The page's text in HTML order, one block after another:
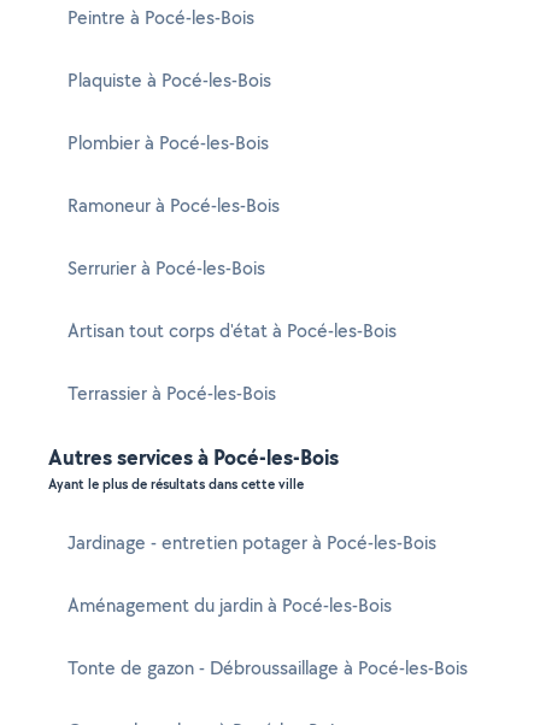
Peintre à Pocé-les-Bois
Plaquiste à Pocé-les-Bois
Plombier à Pocé-les-Bois
Ramoneur à Pocé-les-Bois
Serrurier à Pocé-les-Bois
Artisan tout corps d'état à Pocé-les-Bois
Terrassier à Pocé-les-Bois
Autres services à Pocé-les-Bois
Ayant le plus de résultats dans cette ville
Jardinage - entretien potager à Pocé-les-Bois
Aménagement du jardin à Pocé-les-Bois
Tonte de gazon - Débroussaillage à Pocé-les-Bois